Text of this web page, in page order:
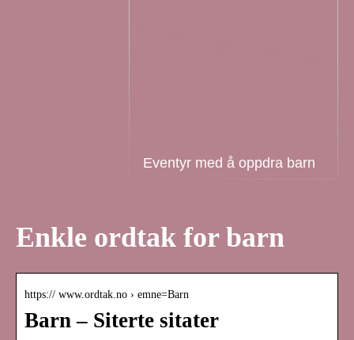
Eventyr med å oppdra barn
Enkle ordtak for barn
https:// www.ordtak.no › emne=Barn
Barn – Siterte sitater